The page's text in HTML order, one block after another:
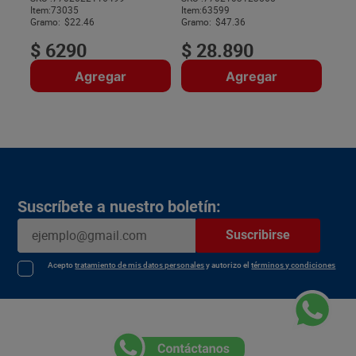
Item:73035
Gramo: $22.46
$ 6290
Agregar
Item:63599
Gramo: $47.36
$ 28.890
Agregar
Suscríbete a nuestro boletín:
Suscribirse
Aceptotratamiento de mis datos personalesy autorizo eltérminos y condiciones